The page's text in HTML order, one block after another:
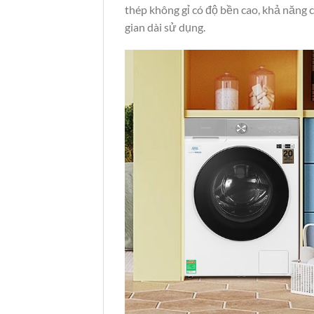
thép không gỉ có độ bền cao, khả
gian dài sử dụng.